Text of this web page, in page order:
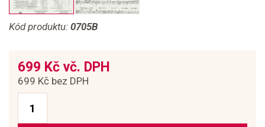
Kód produktu: 0705B
699 Kč vč. DPH
699 Kč bez DPH